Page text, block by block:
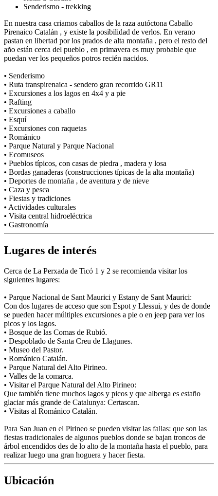
Senderismo - trekking
En nuestra casa criamos caballos de la raza autóctona Caballo
Pirenaico Catalán , y existe la posibilidad de verlos. En verano
pastan en libertad por los prados de alta montaña , pero el resto del
año están cerca del pueblo , en primavera es muy probable que
puedan ver los pequeños potros recién nacidos.
• Senderismo
• Ruta transpirenaica - sendero gran recorrido GR11
• Excursiones a los lagos en 4x4 y a pie
• Rafting
• Excursiones a caballo
• Esquí
• Excursiones con raquetas
• Románico
• Parque Natural y Parque Nacional
• Ecomuseos
• Pueblos típicos, con casas de piedra , madera y losa
• Bordas ganaderas (construcciones típicas de la alta montaña)
• Deportes de montaña , de aventura y de nieve
• Caza y pesca
• Fiestas y tradiciones
• Actividades culturales
• Visita central hidroeléctrica
• Gastronomía
Lugares de interés
Cerca de La Perxada de Ticó 1 y 2 se recomienda visitar los
siguientes lugares:
• Parque Nacional de Sant Maurici y Estany de Sant Maurici:
Con dos lugares de acceso que son Espot y Llessui, y des de donde
se pueden hacer múltiples excursiones a pie o en jeep para ver los
picos y los lagos.
• Bosque de las Comas de Rubió.
• Despoblado de Santa Creu de Llagunes.
• Museo del Pastor.
• Románico Catalán.
• Parque Natural del Alto Pirineo.
• Valles de la comarca.
• Visitar el Parque Natural del Alto Pirineo:
Que también tiene muchos lagos y picos y que alberga es estaño
glaciar más grande de Catalunya: Certascan.
• Visitas al Románico Catalán.
Para San Juan en el Pirineo se pueden visitar las fallas: que son las
fiestas tradicionales de algunos pueblos donde se bajan troncos de
árbol encendidos des de lo alto de la montaña hasta el pueblo, para
realizar luego una gran hoguera y hacer fiesta.
Ubicación